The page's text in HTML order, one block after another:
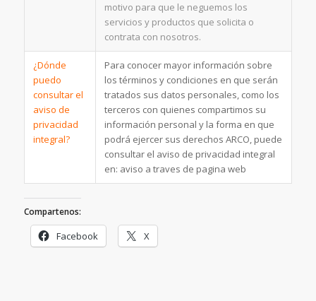
motivo para que le neguemos los
servicios y productos que solicita o
contrata con nosotros.
¿Dónde
puedo
consultar el
aviso de
privacidad
integral?
Para conocer mayor información sobre
los términos y condiciones en que serán
tratados sus datos personales, como los
terceros con quienes compartimos su
información personal y la forma en que
podrá ejercer sus derechos ARCO, puede
consultar el aviso de privacidad integral
en: aviso a traves de pagina web
Compartenos:
Facebook X